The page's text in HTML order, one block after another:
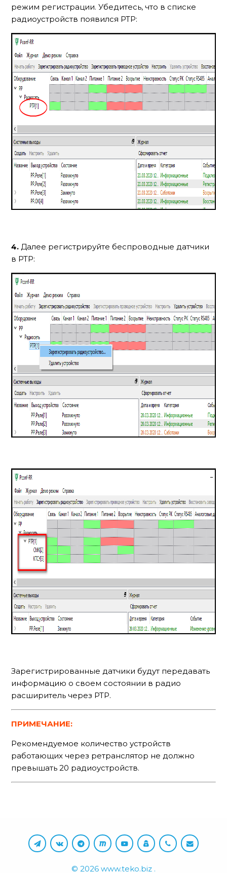
режим регистрации. Убедитесь, что в списке
радиоустройств появился РТР:
4. Далее регистрируйте беспроводные датчики
в РТР:
Зарегистрированные датчики будут передавать
информацию о своем состоянии в радио
расширитель через РТР.
ПРИМЕЧАНИЕ:
Рекомендуемое количество устройств
работающих через ретранслятор не должно
превышать 20 радиоустройств.
© 2026 www.teko.biz .